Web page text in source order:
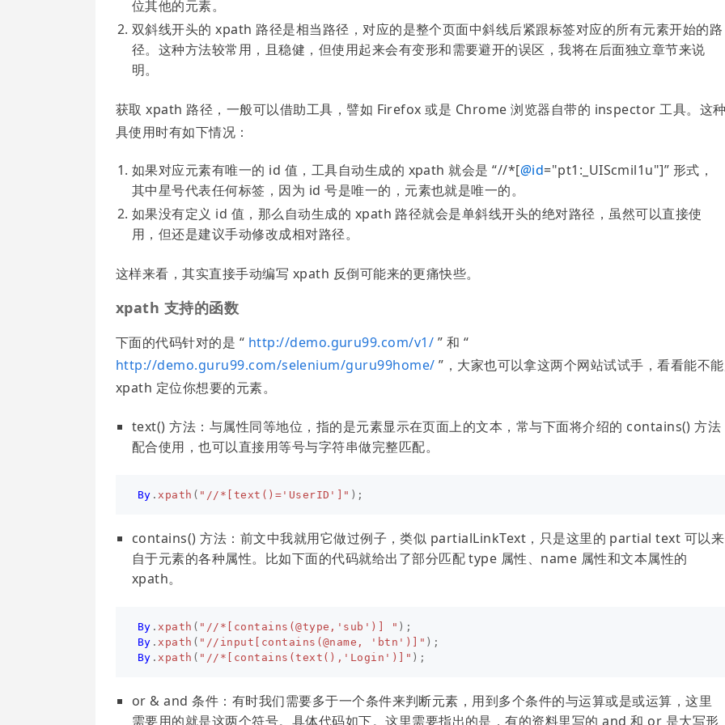
位其他的元素。
双斜线开头的 xpath 路径是相当路径，对应的是整个页面中斜线后紧跟标签对应的所有元素开始的路
径。这种方法较常用，且稳健，但使用起来会有变形和需要避开的误区，我将在后面独立章节来说
明。
获取 xpath 路径，一般可以借助工具，譬如 Firefox 或是 Chrome 浏览器自带的 inspector 工具。这
具使用时有如下情况：
如果对应元素有唯一的 id 值，工具自动生成的 xpath 就会是 “//*[@id="pt1:_UIScmil1u"]” 形式，
其中星号代表任何标签，因为 id 号是唯一的，元素也就是唯一的。
如果没有定义 id 值，那么自动生成的 xpath 路径就会是单斜线开头的绝对路径，虽然可以直接使
用，但还是建议手动修改成相对路径。
这样来看，其实直接手动编写 xpath 反倒可能来的更痛快些。
xpath 支持的函数
下面的代码针对的是 “ http://demo.guru99.com/v1/ ” 和 “
http://demo.guru99.com/selenium/guru99home/ ”，大家也可以拿这两个网站试试手，看看能不
xpath 定位你想要的元素。
text() 方法：与属性同等地位，指的是元素显示在页面上的文本，常与下面将介绍的 contains() 方法
配合使用，也可以直接用等号与字符串做完整匹配。
By . xpath ( "//*[text()='UserID']" );
contains() 方法：前文中我就用它做过例子，类似 partialLinkText，只是这里的 partial text 可以来
自于元素的各种属性。比如下面的代码就给出了部分匹配 type 属性、name 属性和文本属性的
xpath。
By . xpath ( "//*[contains(@type,'sub')] " );
By . xpath ( "//input[contains(@name, 'btn')]" );
By . xpath ( "//*[contains(text(),'Login')]" );
or & and 条件：有时我们需要多于一个条件来判断元素，用到多个条件的与运算或是或运算，这里
需要用的就是这两个符号。具体代码如下。这里需要指出的是，有的资料里写的 and 和 or 是大写形